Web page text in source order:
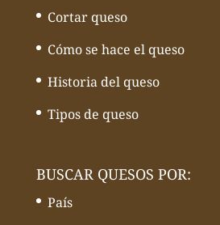
Cortar queso
Cómo se hace el queso
Historia del queso
Tipos de queso
BUSCAR QUESOS POR:
País